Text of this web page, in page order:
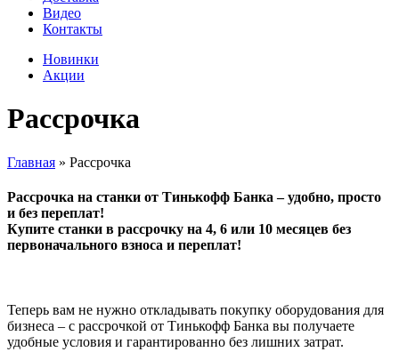
Видео
Контакты
Новинки
Акции
Рассрочка
Главная » Рассрочка
Рассрочка на станки от Тинькофф Банка – удобно, просто
и без переплат!
Купите станки в рассрочку на 4, 6 или 10 месяцев без
первоначального взноса и переплат!
Теперь вам не нужно откладывать покупку оборудования для
бизнеса – с рассрочкой от Тинькофф Банка вы получаете
удобные условия и гарантированно без лишних затрат.